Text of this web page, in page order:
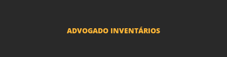
ADVOGADO INVENTÁRIOS